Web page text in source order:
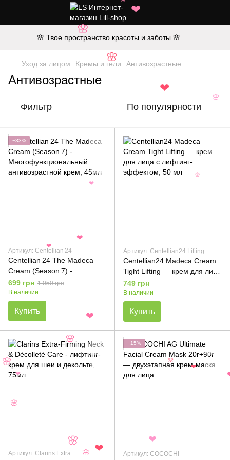
🌸 Твое пространство красоты и заботы 🌸
Уход за лицом Кремы и гели Антивозрастные
Антивозрастные
Фильтр По популярности
−33%
Артикул: Centellian 24
Centellian 24 The Madeca
Cream (Season 7) -
Многофункциональный
антивозрастной крем, 45мл
699 грн 1 050 грн
В наличии
Купить
Артикул: Centellian24 Lifting
Centellian24 Madeca Cream
Tight Lifting — крем для лица
с лифтинг-эффектом, 50 мл
749 грн
В наличии
Купить
Артикул: Clarins Extra
−15%
Артикул: COCOCHI
❤
🌸
❤
❤
❤
❤
❤
🌸
🌸
🌸
❤
🌸
🌸
🌸
🌸
❤
🌸
🌸
🌸
❤
❤